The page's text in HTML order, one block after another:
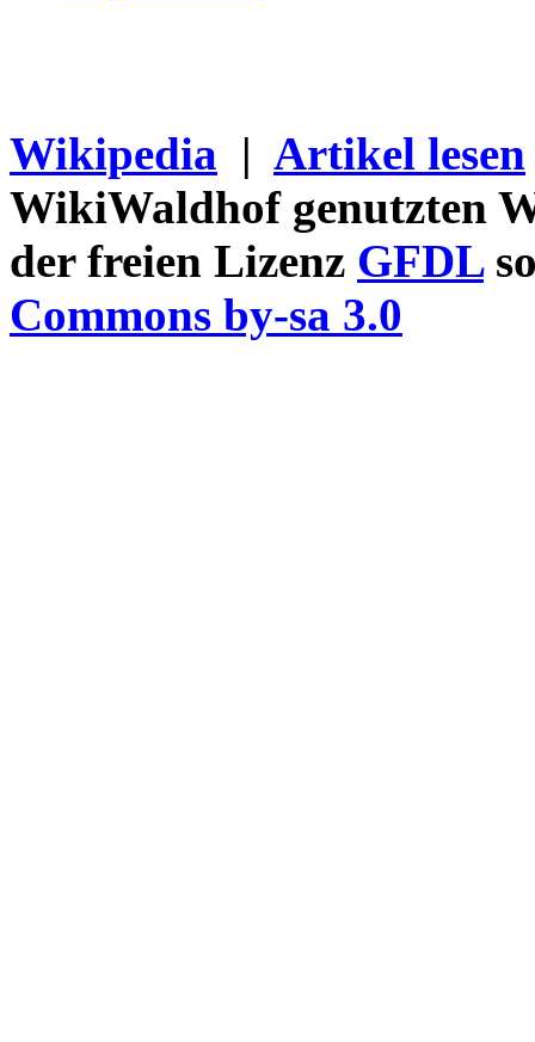
Wikipedia | Artikel lesen
WikiWaldhof genutzten
der freien Lizenz GFDL
Commons by-sa 3.0